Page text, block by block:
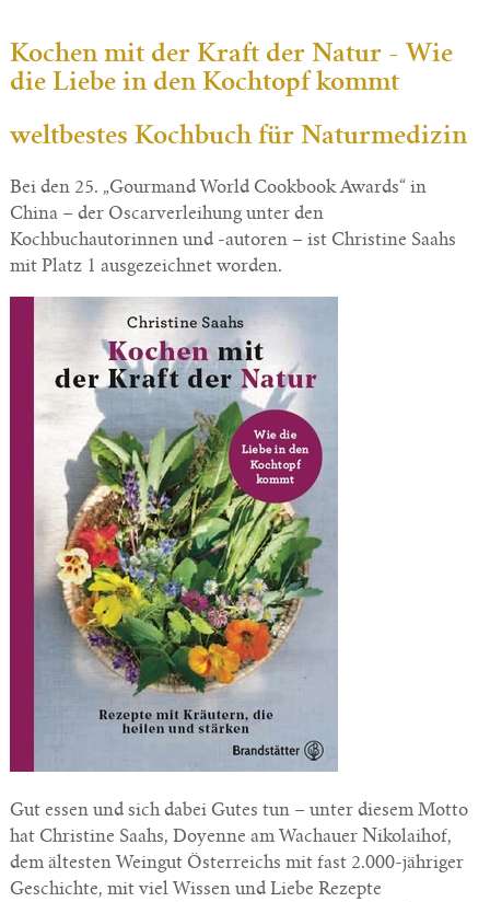
Kochen mit der Kraft der Natur - Wie
die Liebe in den Kochtopf kommt
weltbestes Kochbuch für Naturmedizin
Bei den 25. „Gourmand World Cookbook Awards“ in
China – der Oscarverleihung unter den
Kochbuchautorinnen und -autoren – ist Christine Saahs
mit Platz 1 ausgezeichnet worden.
Gut essen und sich dabei Gutes tun – unter diesem Motto
hat Christine Saahs, Doyenne am Wachauer Nikolaihof,
dem ältesten Weingut Österreichs mit fast 2.000-jähriger
Geschichte, mit viel Wissen und Liebe Rezepte